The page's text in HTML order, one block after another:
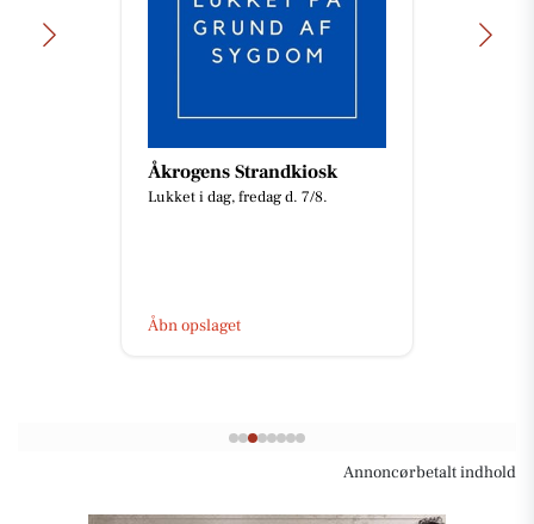
Åkrogens Strandkiosk
Lukket i dag, fredag d. 7/8.
Åbn opslaget
Annoncørbetalt indhold